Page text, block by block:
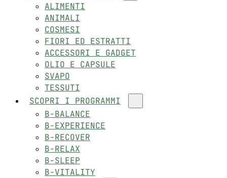
ALIMENTI
ANIMALI
COSMESI
FIORI ED ESTRATTI
ACCESSORI E GADGET
OLIO E CAPSULE
SVAPO
TESSUTI
SCOPRI I PROGRAMMI
B-BALANCE
B-EXPERIENCE
B-RECOVER
B-RELAX
B-SLEEP
B-VITALITY